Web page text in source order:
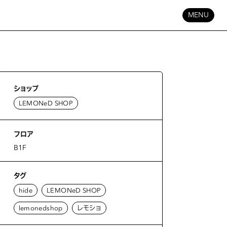
MENU
ショップ
LEMONeD SHOP
フロア
B1F
タグ
hide LEMONeD SHOP
lemonedshop レモショ